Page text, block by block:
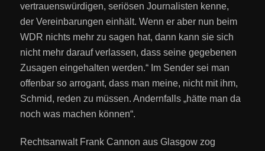
vertrauenswürdigen, seriösen Journalisten kenne,
der Vereinbarungen einhält. Wenn er aber nun beim
WDR nichts mehr zu sagen hat, dann kann sie sich
nicht mehr darauf verlassen, dass seine gegebenen
Zusagen eingehalten werden.“ Im Sender sei man
offenbar so arrogant, dass man meine, nicht mit ihm,
Schmid, reden zu müssen. Andernfalls „hätte man da
noch was machen können“.
Rechtsanwalt Frank Cannon aus Glasgow zog